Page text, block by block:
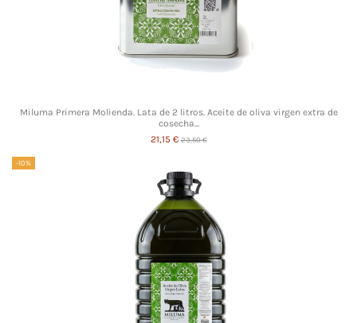
Miluma Primera Molienda. Lata de 2 litros. Aceite de oliva virgen extra de
cosecha...
21,15 €23,50 €
-10%